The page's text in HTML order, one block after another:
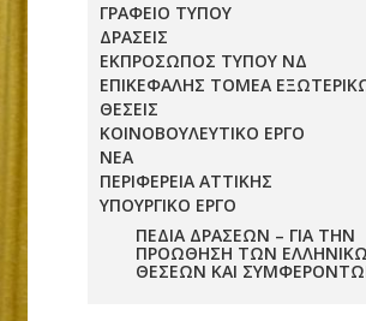
ΓΡΑΦΕΙΟ ΤΥΠΟΥ
ΔΡΑΣΕΙΣ
ΕΚΠΡΟΣΩΠΟΣ ΤΥΠΟΥ ΝΔ
ΕΠΙΚΕΦΑΛΗΣ ΤΟΜΕΑ
ΘΕΣΕΙΣ
ΚΟΙΝΟΒΟΥΛΕΥΤΙΚΟ ΕΡΓΟ
ΝΕΑ
ΠΕΡΙΦΕΡΕΙΑ ΑΤΤΙΚΗΣ
ΥΠΟΥΡΓΙΚΟ ΕΡΓΟ
ΠΕΔΊΑ ΔΡΆΣΕΩΝ – ΓΙΑ ΤΗΝ
ΠΡΟΏΘΗΣΗ ΤΩΝ
ΘΈΣΕΩΝ ΚΑΙ